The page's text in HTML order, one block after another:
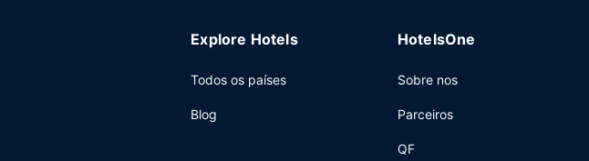
Explore Hotels
Todos os países
Blog
HotelsOne
Sobre nos
Parceiros
QF